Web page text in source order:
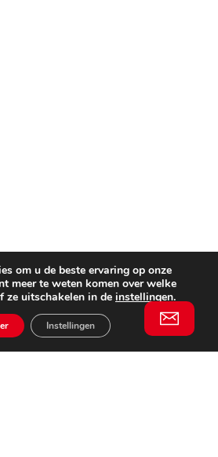
om u de beste ervaring op onze
meer te weten komen over welke
ze uitschakelen in de instellingen.
Instellingen